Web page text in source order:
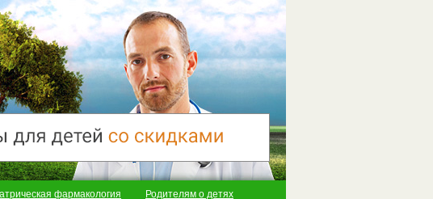
фармакология Родителям о детях